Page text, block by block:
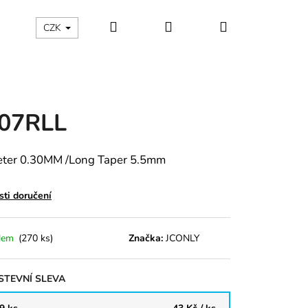
CZK Hledat PřihlášeníNákupní
0.30MM /Long Taper 5.5mm
doručení
(270 ks) Značka: JCONLY
SLEVA